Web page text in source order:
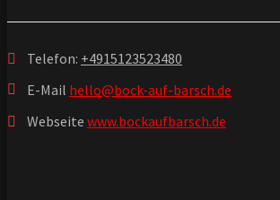
Telefon: +4915123523480
E-Mail hello@bock-auf-barsch.de
Webseite www.bockaufbarsch.de